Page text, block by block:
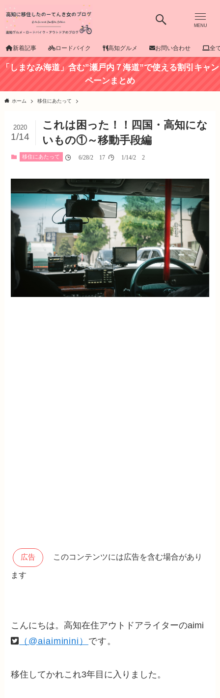
MENU
新着記事 ロードバイク 高知グルメ お問い合わせ 全
「しまなみ海道」含む”瀬戸内７海道”で使える割引キャン
ペーンまとめ
ホーム 移住にあたって
これは困った！！四国・高知にな
いもの①～移動手段編
2020
1/14
移住にあたって 06/28/2017 01/14/2020
広告 このコンテンツには広告を含む場合があり
ます
こんにちは。高知在住アウトドアライターのaimi
（@aiaiminini） です。
移住してかれこれ3年目に入りました。